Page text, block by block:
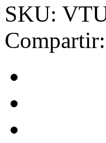
SKU:
Compartir: